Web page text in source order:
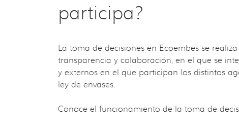
participa?
La toma de decisiones en Ecoembes se
transparencia y colaboración, en el que se
y externos en el que participan los distintos
ley de envases.
Conoce el funcionamiento de la toma de